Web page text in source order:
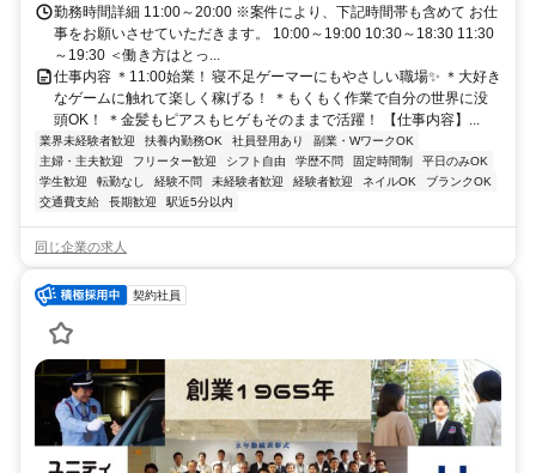
勤務時間詳細 11:00～20:00 ※案件により、下記時間帯も含めて お仕
事をお願いさせていただきます。 10:00～19:00 10:30～18:30 11:30
～19:30 ＜働き方はとっ...
仕事内容 ＊11:00始業！ 寝不足ゲーマーにもやさしい職場✨ ＊大好き
なゲームに触れて楽しく稼げる！ ＊もくもく作業で自分の世界に没
頭OK！ ＊金髪もピアスもヒゲもそのままで活躍！ 【仕事内容】...
業界未経験者歓迎 扶養内勤務OK 社員登用あり
副業・WワークOK
主婦・主夫歓迎
フリーター歓迎 シフト自由 学歴不問 固定時間制
平日のみOK
学生歓迎
転勤なし 経験不問 未経験者歓迎 経験者歓迎 ネイルOK
ブランクOK
交通費支給
長期歓迎 駅近5分以内
同じ企業の求人
契約社員